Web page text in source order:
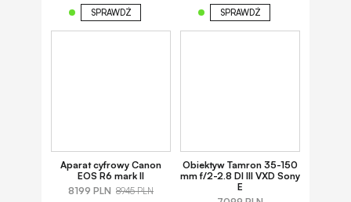
SPRAWDŹ
SPRAWDŹ
Aparat cyfrowy Canon
EOS R6 mark II
8199 PLN 8945 PLN
Obiektyw Tamron 35-150
mm f/2-2.8 DI III VXD Sony
E